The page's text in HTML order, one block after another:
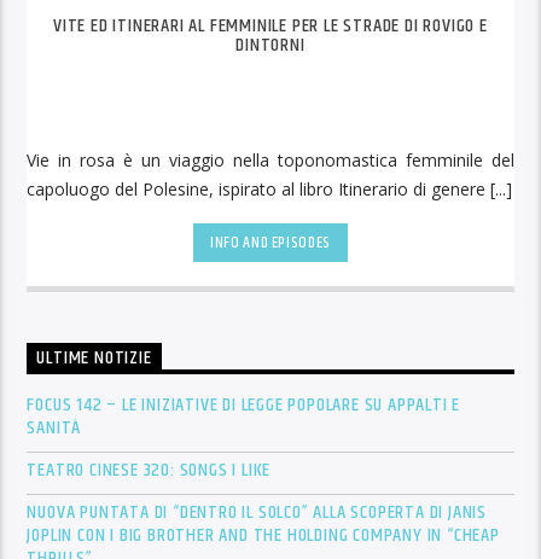
VITE ED ITINERARI AL FEMMINILE PER LE STRADE DI ROVIGO E
DINTORNI
Vie in rosa è un viaggio nella toponomastica femminile del
capoluogo del Polesine, ispirato al libro Itinerario di genere [...]
INFO AND EPISODES
ULTIME NOTIZIE
FOCUS 142 – LE INIZIATIVE DI LEGGE POPOLARE SU APPALTI E
SANITÀ
TEATRO CINESE 320: SONGS I LIKE
NUOVA PUNTATA DI “DENTRO IL SOLCO” ALLA SCOPERTA DI JANIS
JOPLIN CON I BIG BROTHER AND THE HOLDING COMPANY IN “CHEAP